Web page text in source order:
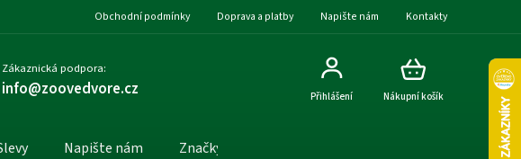
Obchodní podmínky Doprava a platby Napište nám Kontakty
Zákaznická podpora:
info@zoovedvore.cz Nákupní košík
Přihlášení
Napište nám Značky